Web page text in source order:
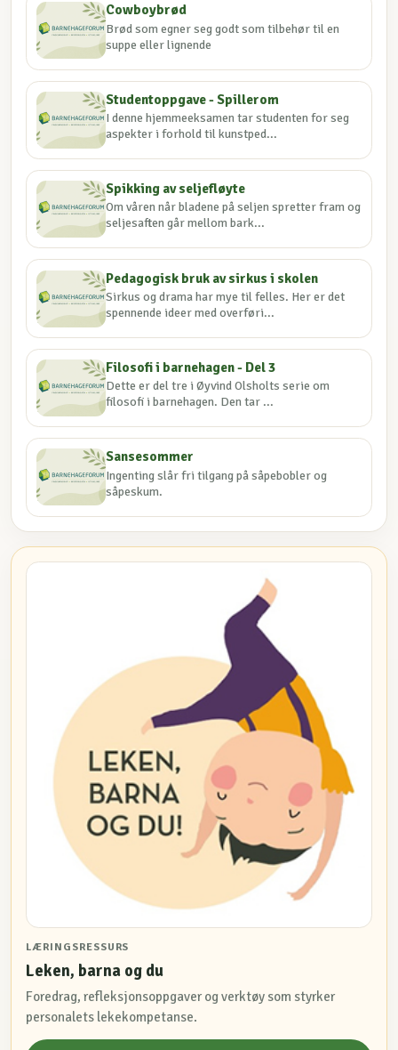
Cowboybrød
Brød som egner seg godt som tilbehør til en
suppe eller lignende
Studentoppgave - Spillerom
I denne hjemmeeksamen tar studenten for seg
aspekter i forhold til kunstped...
Spikking av seljefløyte
Om våren når bladene på seljen spretter fram og
seljesaften går mellom bark...
Pedagogisk bruk av sirkus i skolen
Sirkus og drama har mye til felles. Her er det
spennende ideer med overføri...
Filosofi i barnehagen - Del 3
Dette er del tre i Øyvind Olsholts serie om
filosofi i barnehagen. Den tar ...
Sansesommer
Ingenting slår fri tilgang på såpebob­ler og
såpeskum.
LÆRINGSRESSURS
Leken, barna og du
Foredrag, refleksjonsoppgaver og verktøy som styrker
personalets lekekompetanse.